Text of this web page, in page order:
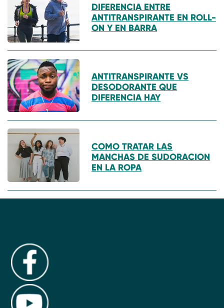
DIFERENCIA ENTRE
ANTITRANSPIRANTE EN ROLL-
ON Y EN BARRA
ANTITRANSPIRANTE VS
DESODORANTE QUE
DIFERENCIA HAY
COMO TRATAR LAS
MANCHAS DE SUDORACION
EN LA ROPA